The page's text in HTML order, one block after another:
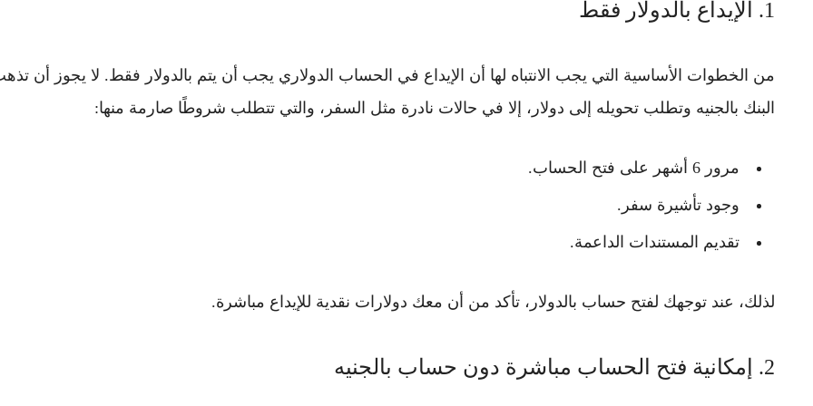
1. الإيداع بالدولار فقط
من الخطوات الأساسية التي يجب الانتباه لها أن الإيداع في الحساب الدولاري يجب أن يتم بالدولار فقط. لا يجوز أن
البنك بالجنيه وتطلب تحويله إلى دولار، إلا في حالات نادرة مثل السفر، والتي تتطلب شروطًا صارمة منها:
مرور 6 أشهر على فتح الحساب.
وجود تأشيرة سفر.
تقديم المستندات الداعمة.
لذلك، عند توجهك لفتح حساب بالدولار، تأكد من أن معك دولارات نقدية للإيداع مباشرة.
2. إمكانية فتح الحساب مباشرة دون حساب بالجنيه